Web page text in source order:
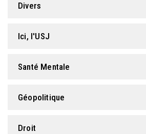
Divers
Ici, l'USJ
Santé Mentale
Géopolitique
Droit